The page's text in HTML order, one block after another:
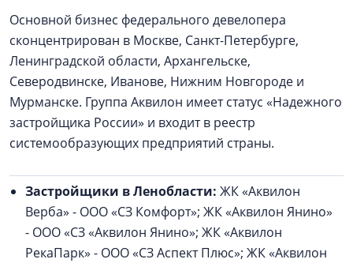
Основной бизнес федерального девелопера
сконцентрирован в Москве, Санкт-Петербурге,
Ленинградской области, Архангельске,
Северодвинске, Иванове, Нижним Новгороде и
Мурманске. Группа Аквилон имеет статус «Надежного
застройщика России» и входит в реестр
системообразующих предприятий страны.
Застройщики в Ленобласти: ЖК «Аквилон
Верба» - ООО «СЗ Комфорт»; ЖК «Аквилон Янино»
- ООО «СЗ «Аквилон Янино»; ЖК «Аквилон
РекаПарк» - ООО «СЗ Аспект Плюс»; ЖК «Аквилон